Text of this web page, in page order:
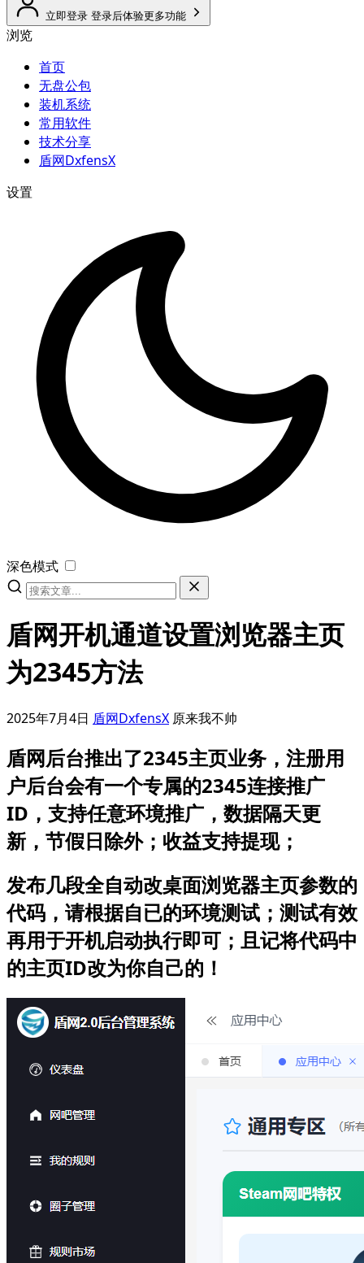
立即登录 登录后体验更多功能
浏览
首页
无盘公包
装机系统
常用软件
技术分享
盾网DxfensX
设置
深色模式
盾网开机通道设置浏览器主页
为2345方法
2025年7月4日 盾网DxfensX 原来我不帅
盾网后台推出了2345主页业务，注册用
户后台会有一个专属的2345连接推广
ID，支持任意环境推广，数据隔天更
新，节假日除外；收益支持提现；
发布几段全自动改桌面浏览器主页参数的
代码，请根据自已的环境测试；测试有效
再用于开机启动执行即可；且记将代码中
的主页ID改为你自己的！